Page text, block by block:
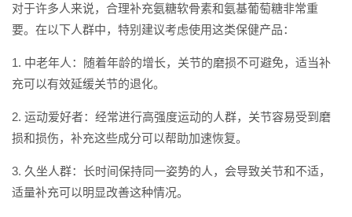
对于许多人来说，合理补充氨糖软骨素和氨基葡萄糖非常重
要。在以下人群中，特别建议考虑使用这类保健产品：
1. 中老年人：随着年龄的增长，关节的磨损不可避免，适当补
充可以有效延缓关节的退化。
2. 运动爱好者：经常进行高强度运动的人群，关节容易受到磨
损和损伤，补充这些成分可以帮助加速恢复。
3. 久坐人群：长时间保持同一姿势的人，会导致关节和不适，
适量补充可以明显改善这种情况。